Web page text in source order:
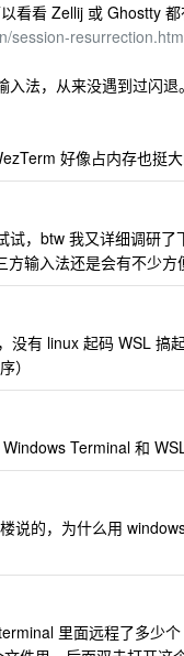
看看 Zellij 或 Ghostty 都
session-
入法，从来没遇到过闪
好像占内存也挺
，btw 我又详细调研了
方输入法还是会有不少方
没有 linux 起码 WSL 搞
）
Terminal 和
说的，为什么用
里面远程了多少